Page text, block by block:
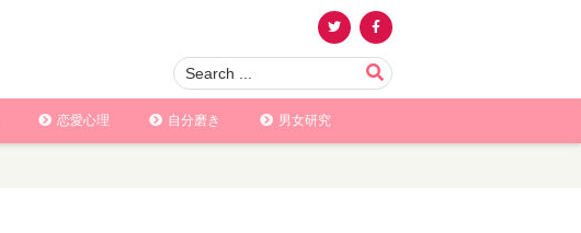
恋愛心理 自分磨き 男女研究